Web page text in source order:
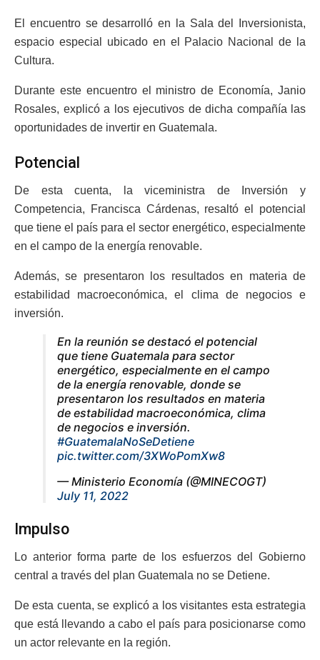
El encuentro se desarrolló en la Sala del Inversionista,
espacio especial ubicado en el Palacio Nacional de la
Cultura.
Durante este encuentro el ministro de Economía, Janio
Rosales, explicó a los ejecutivos de dicha compañía las
oportunidades de invertir en Guatemala.
Potencial
De esta cuenta, la viceministra de Inversión y
Competencia, Francisca Cárdenas, resaltó el potencial
que tiene el país para el sector energético, especialmente
en el campo de la energía renovable.
Además, se presentaron los resultados en materia de
estabilidad macroeconómica, el clima de negocios e
inversión.
En la reunión se destacó el potencial
que tiene Guatemala para sector
energético, especialmente en el campo
de la energía renovable, donde se
presentaron los resultados en materia
de estabilidad macroeconómica, clima
de negocios e inversión.
#GuatemalaNoSeDetiene
pic.twitter.com/3XWoPomXw8
— Ministerio Economía (@MINECOGT)
July 11, 2022
Impulso
Lo anterior forma parte de los esfuerzos del Gobierno
central a través del plan Guatemala no se Detiene.
De esta cuenta, se explicó a los visitantes esta estrategia
que está llevando a cabo el país para posicionarse como
un actor relevante en la región.